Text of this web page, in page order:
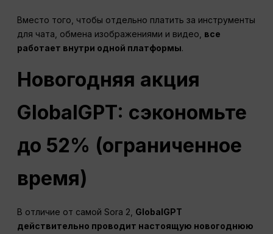
Вместо того, чтобы отдельно платить за инструменты
для чата, обмена изображениями и видео, все
работает внутри одной платформы.
Новогодняя акция
GlobalGPT: сэкономьте
до 52% (ограниченное
время)
В отличие от самой Sora 2, GlobalGPT
действительно проводит настоящую новогоднюю